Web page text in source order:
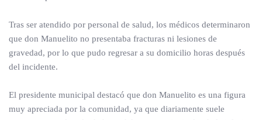
Tras ser atendido por personal de salud, los médicos determinaron
que don Manuelito no presentaba fracturas ni lesiones de
gravedad, por lo que pudo regresar a su domicilio horas después
del incidente.
El presidente municipal destacó que don Manuelito es una figura
muy apreciada por la comunidad, ya que diariamente suele